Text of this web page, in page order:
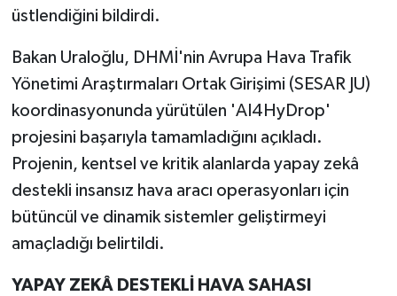
üstlendiğini bildirdi.
Bakan Uraloğlu, DHMİ'nin Avrupa Hava Trafik
Yönetimi Araştırmaları Ortak Girişimi (SESAR JU)
koordinasyonunda yürütülen 'AI4HyDrop'
projesini başarıyla tamamladığını açıkladı.
Projenin, kentsel ve kritik alanlarda yapay zekâ
destekli insansız hava aracı operasyonları için
bütüncül ve dinamik sistemler geliştirmeyi
amaçladığı belirtildi.
YAPAY ZEKÂ DESTEKLİ HAVA SAHASI